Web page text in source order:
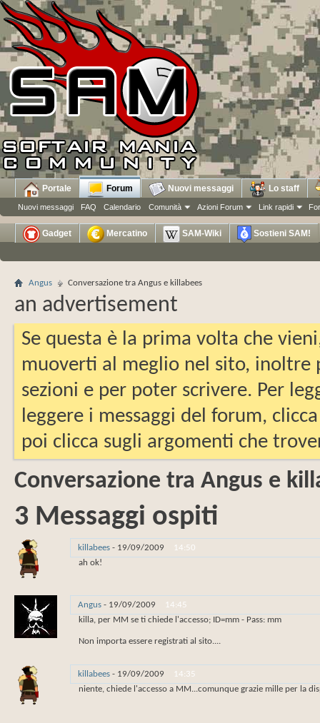
Portale Forum
Nuovi messaggi FAQ Calendario Comunità Azioni Forum Link rapidi
Nuovi messaggi Lo staff
Gadget Mercatino SAM-Wiki Sostieni SAM!
Angus Conversazione tra Angus e killabees
an advertisement
Se questa è la prima volta che
muoverti al meglio nel sito, inoltre
sezioni e per poter scrivere. Per
leggere i messaggi del forum,
poi clicca sugli argomenti che
Conversazione tra Angus e
3 Messaggi ospiti
killabees - 19/09/2009
14:50
ah ok!
Angus - 19/09/2009
14:45
killa, per MM se ti chiede l'accesso; ID=mm - Pass: mm
Non importa essere registrati al sito....
killabees - 19/09/2009
14:35
niente, chiede l'accesso a MM...comunque grazie mille per la